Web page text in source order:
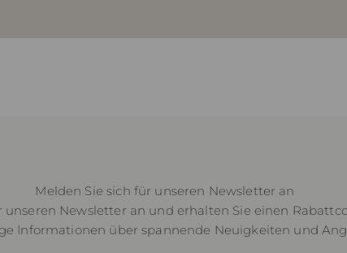
Melden Sie sich für unseren Newsletter an
unseren Newsletter an und erhalten Sie einen
Informationen über spannende Neuigkeiten und